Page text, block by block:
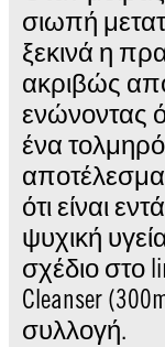
σιωπή
ξεκινά η
ακριβώς
ενώνοντας
ένα
ότι είναι
ψυχική
σχέδιο στο
Cleanser
συλλογή.